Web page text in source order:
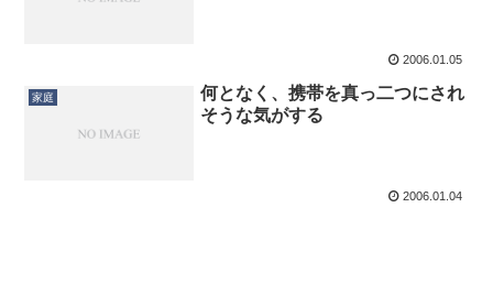
2006.01.05
家庭
何となく、携帯を真っ二つにされ
そうな気がする
2006.01.04